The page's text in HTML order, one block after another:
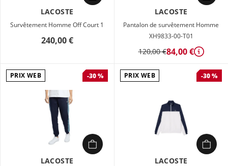
LACOSTE
Survêtement Homme Off Court 1
240,00 €
LACOSTE
Pantalon de survêtement Homme
XH9833-00-T01
120,00 €84,00 € Détails
PRIX WEB -30 %
LACOSTE
PRIX WEB -30 %
LACOSTE